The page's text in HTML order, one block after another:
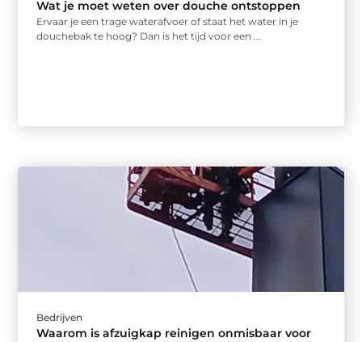
Wat je moet weten over douche ontstoppen
Ervaar je een trage waterafvoer of staat het water in je
douchebak te hoog? Dan is het tijd voor een ...
Bedrijven
Waarom is afzuigkap reinigen onmisbaar voor